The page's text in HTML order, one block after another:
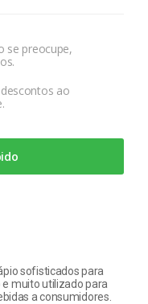
se preocupe,
ao
sofisticados para
muito utilizado para
a consumidores.